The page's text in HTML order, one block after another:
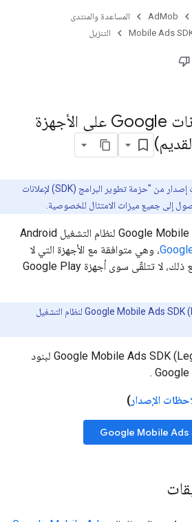
AdMob
المساعدة والمنتدى
Mobile Ads
التنزيل
حزمة "SDK لإعلانات Google على الأجهزة
استخدِم أحدث إصدار من "حزمة تطوير البرامج (SDK) لإعلانات
Google Mobile
لنظام التشغيل Android
، وهي متوافقة مع الأجهزة التي لا
تتضمّن Google Play. ومع ذلك، لا تتلقّى سوى أجهزة Google Play
Google Mobile Ads SDK لنظام التشغيل
Google Mobile Ads SDK لبنود
.
الإصدار)
Google Mobile Ads